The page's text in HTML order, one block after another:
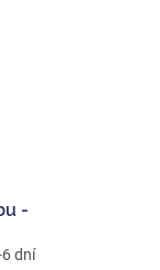
-
dní